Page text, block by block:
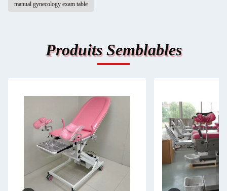
manual gynecology exam table
Produits Semblables